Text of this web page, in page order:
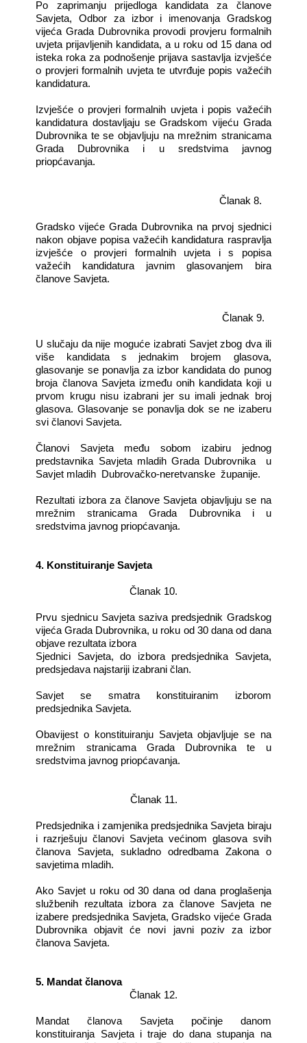
Po zaprimanju prijedloga kandidata za članove
Savjeta, Odbor za izbor i imenovanja Gradskog
vijeća Grada Dubrovnika provodi provjeru formalnih
uvjeta prijavljenih kandidata, a u roku od 15 dana od
isteka roka za podnošenje prijava sastavlja izvješće
o provjeri formalnih uvjeta te utvrđuje popis važećih
kandidatura.
Izvješće o provjeri formalnih uvjeta i popis važećih
kandidatura dostavljaju se Gradskom vijeću Grada
Dubrovnika te se objavljuju na mrežnim stranicama
Grada Dubrovnika i u sredstvima javnog
priopćavanja.
Članak 8.
Gradsko vijeće Grada Dubrovnika na prvoj sjednici
nakon objave popisa važećih kandidatura raspravlja
izvješće o provjeri formalnih uvjeta i s popisa
važećih kandidatura javnim glasovanjem bira
članove Savjeta.
Članak 9.
U slučaju da nije moguće izabrati Savjet zbog dva ili
više kandidata s jednakim brojem glasova,
glasovanje se ponavlja za izbor kandidata do punog
broja članova Savjeta između onih kandidata koji u
prvom krugu nisu izabrani jer su imali jednak broj
glasova. Glasovanje se ponavlja dok se ne izaberu
svi članovi Savjeta.
Članovi Savjeta među sobom izabiru jednog
predstavnika Savjeta mladih Grada Dubrovnika
u
Savjet mladih
Dubrovačko-neretvanske županije.
Rezultati izbora za članove Savjeta objavljuju se na
mrežnim stranicama Grada Dubrovnika i u
sredstvima javnog priopćavanja.
4. Konstituiranje Savjeta
Članak 10.
Prvu sjednicu Savjeta saziva predsjednik Gradskog
vijeća Grada Dubrovnika, u roku od 30 dana od dana
objave rezultata izbora
Sjednici Savjeta, do izbora predsjednika Savjeta,
predsjedava najstariji izabrani član.
Savjet se smatra konstituiranim izborom
predsjednika Savjeta.
Obavijest o konstituiranju Savjeta objavljuje se na
mrežnim stranicama Grada Dubrovnika te u
sredstvima javnog priopćavanja.
Članak 11.
Predsjednika i zamjenika predsjednika Savjeta biraju
i razrješuju članovi Savjeta većinom glasova svih
članova Savjeta, sukladno odredbama Zakona o
savjetima mladih.
Ako Savjet u roku od 30 dana od dana proglašenja
službenih rezultata izbora za članove Savjeta ne
izabere predsjednika Savjeta, Gradsko vijeće Grada
Dubrovnika objavit će novi javni poziv za izbor
članova Savjeta.
5. Mandat članova
Članak 12.
Mandat članova Savjeta počinje danom
konstituiranja Savjeta i traje do dana stupanja na